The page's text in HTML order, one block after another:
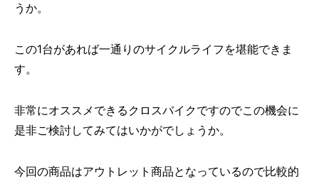
うか。
この1台があれば一通りのサイクルライフを堪能できま
す。
非常にオススメできるクロスバイクですのでこの機会に
是非ご検討してみてはいかがでしょうか。
今回の商品はアウトレット商品となっているので比較的